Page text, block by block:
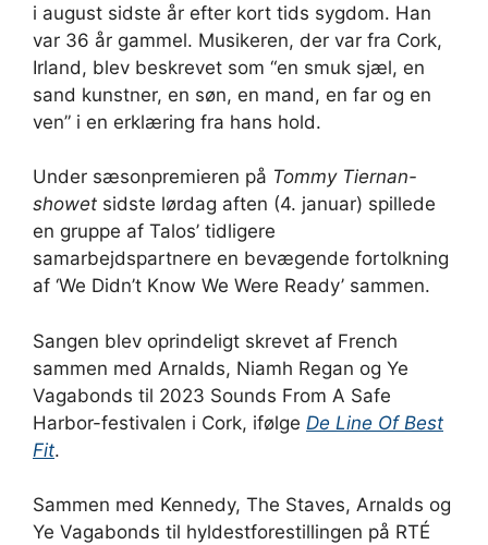
i august sidste år efter kort tids sygdom. Han
var 36 år gammel. Musikeren, der var fra Cork,
Irland, blev beskrevet som “en smuk sjæl, en
sand kunstner, en søn, en mand, en far og en
ven” i en erklæring fra hans hold.
Under sæsonpremieren på Tommy Tiernan-
showet sidste lørdag aften (4. januar) spillede
en gruppe af Talos’ tidligere
samarbejdspartnere en bevægende fortolkning
af ‘We Didn’t Know We Were Ready’ sammen.
Sangen blev oprindeligt skrevet af French
sammen med Arnalds, Niamh Regan og Ye
Vagabonds til 2023 Sounds From A Safe
Harbor-festivalen i Cork, ifølge De Line Of Best
Fit.
Sammen med Kennedy, The Staves, Arnalds og
Ye Vagabonds til hyldestforestillingen på RTÉ